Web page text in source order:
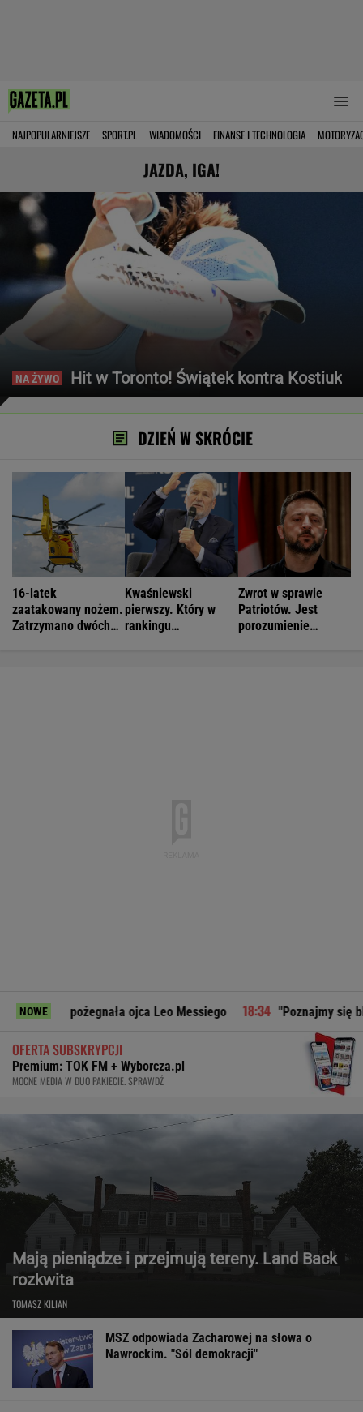
NAJPOPULARNIEJSZE SPORT.PL WIADOMOŚCI FINANSE I TECHNOLOGIA
JAZDA, IGA!
Hit w Toronto! Świątek kontra Kostiuk
DZIEŃ W SKRÓCIE
16-latek
zaatakowany nożem.
Zatrzymano dwóch
Kwaśniewski
pierwszy. Który w
rankingu
Zwrot w sprawie
Patriotów. Jest
porozumienie
NOWEojca Leo Messiego "Poznajmy się bliżej". Marta
OFERTA SUBSKRYPCJI
Premium: TOK FM + Wyborcza.pl
MOCNE MEDIA W DUO PAKIECIE. SPRAWDŹ
Mają pieniądze i przejmują tereny. Land Back
rozkwita
TOMASZ KILIAN
MSZ odpowiada Zacharowej na słowa o
Nawrockim. "Sól demokracji"